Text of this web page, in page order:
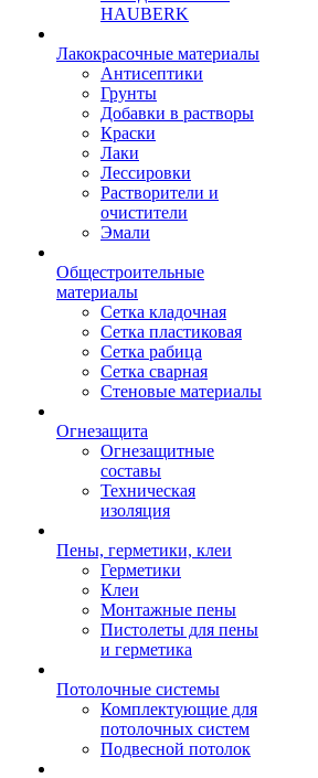
HAUBERK
Лакокрасочные материалы
Антисептики
Грунты
Добавки в растворы
Краски
Лаки
Лессировки
Растворители и
очистители
Эмали
Общестроительные
материалы
Сетка кладочная
Сетка пластиковая
Сетка рабица
Сетка сварная
Стеновые материалы
Огнезащита
Огнезащитные
составы
Техническая
изоляция
Пены, герметики, клеи
Герметики
Клеи
Монтажные пены
Пистолеты для пены
и герметика
Потолочные системы
Комплектующие для
потолочных систем
Подвесной потолок